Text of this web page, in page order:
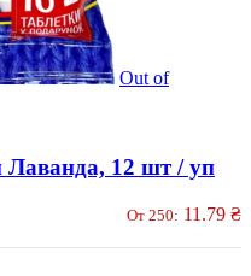
Out of
Лаванда, 12 шт / уп
От 250: 11.79 ₴